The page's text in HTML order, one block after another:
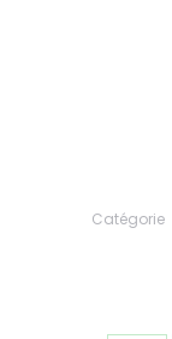
Catégorie